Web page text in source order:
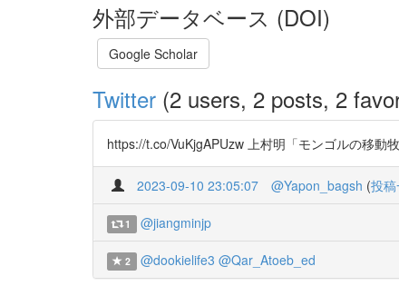
外部データベース (DOI)
Google Scholar
Twitter (2 users, 2 posts, 2
https://t.co/VuKjgAPUzw 上村明「モンゴルの移
2023-09-10 23:05:07 @Yapon_bagsh (投
1 @jiangminjp
2 @dookielife3 @Qar_Atoeb_ed